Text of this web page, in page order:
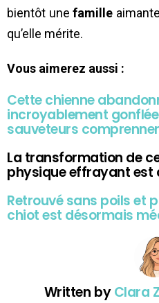
bientôt unefamille
qu’elle mérite.
Vous aimerez aussi :
Cette chienne
incroyablement
sauveteurs
La transformation de
physique effrayant est
Retrouvé sans poils et
chiot est désormais
Written byClara